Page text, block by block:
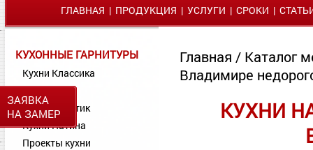
ЗАЯВКА
НА ЗАМЕР
ГЛАВНАЯ | ПРОДУКЦИЯ | УСЛУГИ | СРОКИ |
КУХОННЫЕ ГАРНИТУРЫ
Кухни Классика
Кухни МДФ
Кухни Пластик
Кухни Патина
Проекты кухни
Главная / Каталог
Владимире
КУХНИ